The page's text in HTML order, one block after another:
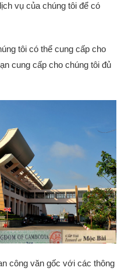
vụ của chúng tôi để có
tôi có thể cung cấp cho
cung cấp cho chúng tôi đủ
công văn gốc với các thông